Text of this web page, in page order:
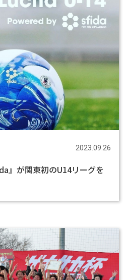
2023.09.26
』が関東初のU14リーグを